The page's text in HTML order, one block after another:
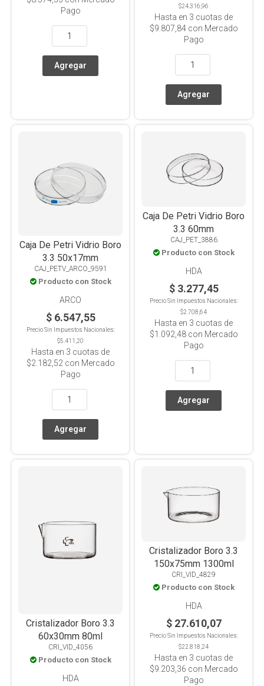
Pago
$24.316,96
Hasta en 3 cuotas de
$9.807,84con Mercado
Pago
Caja De Petri Vidrio Boro
3.3 50x17mm
CAJ_PETV_ARCO_9591
Producto con Stock
ARCO
$ 6.547,55
Precio Sin Impuestos Nacionales:
$5.411,20
Hasta en 3 cuotas de
$2.182,52 con Mercado
Pago
Caja De Petri Vidrio Boro
3.3 60mm
CAJ_PET_3886
Producto con Stock
HDA
$ 3.277,45
Precio Sin Impuestos Nacionales:
$2.708,64
Hasta en 3 cuotas de
$1.092,48con Mercado
Pago
Cristalizador Boro 3.3
60x30mm 80ml
CRI_VID_4056
Producto con Stock
HDA
Cristalizador Boro 3.3
150x75mm 1300ml
CRI_VID_4829
Producto con Stock
HDA
$ 27.610,07
Precio Sin Impuestos Nacionales:
$22.818,24
Hasta en 3 cuotas de
$9.203,36 con Mercado
Pago